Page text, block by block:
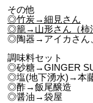
その他
◎竹炭→細見さん
◎籠→山形さん（柿
◎陶器→アイカさん
調味料セット
◎砂糖→GINGER
◎塩(地下湧水)→本
◎酢→飯尾醸造
◎醤油→袋屋